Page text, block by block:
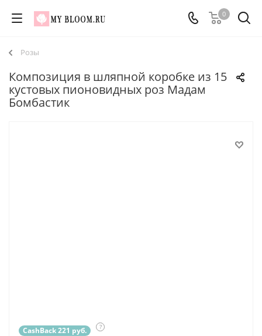
0
Розы
Композиция в шляпной коробке из 15
кустовых пионовидных роз Мадам
Бомбастик
CashBack 221 руб. ?